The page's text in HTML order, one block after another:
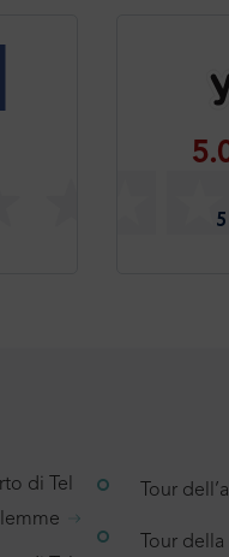
di Tel
Tour
Tour